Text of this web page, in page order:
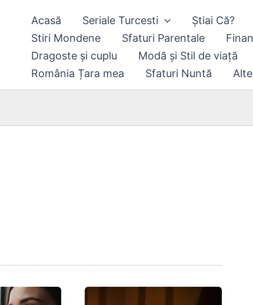
Acasă Seriale Turcesti Știai Că?
Stiri Mondene
Sfaturi Parentale
Dragoste și cuplu
Modă și Stil de viață
România Țara mea
Sfaturi Nuntă